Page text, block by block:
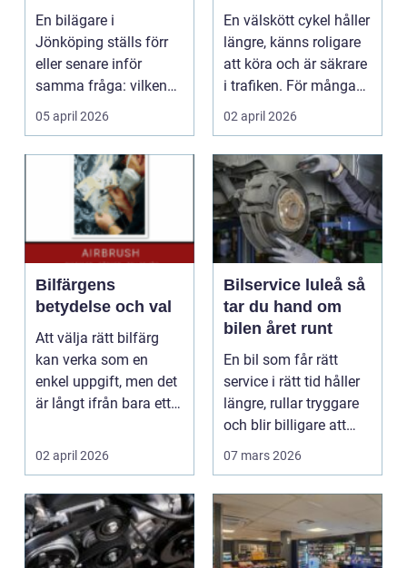
bilen
En bilägare i
Jönköping ställs förr
eller senare inför
samma fråga: vilken
verkstad tar bäst hand
05 april 2026
din cykel
En välskött cykel håller
längre, känns roligare
att köra och är säkrare
i trafiken. För många
som cy...
02 april 2026
Bilfärgens
betydelse och val
Att välja rätt bilfärg
kan verka som en
enkel uppgift, men det
är långt ifrån bara ett
02 april 2026
Bilservice luleå så
tar du hand om
bilen året runt
En bil som får rätt
service i rätt tid håller
längre, rullar tryggare
och blir billigare att
äga. I ...
07 mars 2026